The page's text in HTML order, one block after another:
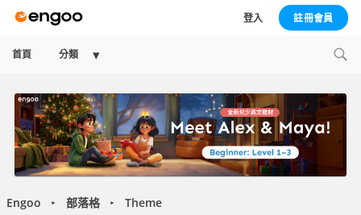
登入 註冊會員
首頁 分類
Expand
menu
Engoo ► 部落格 ► Theme